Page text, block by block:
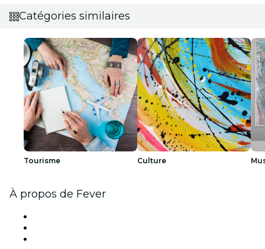
Catégories similaires
Tourisme Culture
À propos de Fever